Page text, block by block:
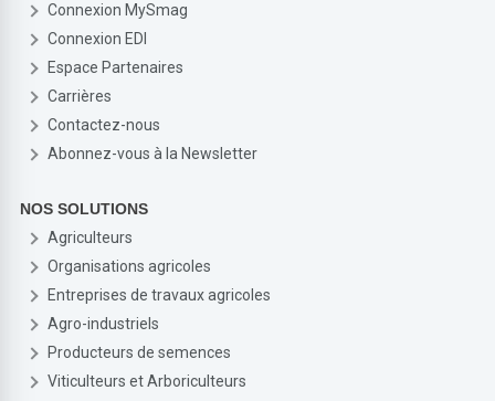
Connexion MySmag
Connexion EDI
Espace Partenaires
Carrières
Contactez-nous
Abonnez-vous à la Newsletter
NOS SOLUTIONS
Agriculteurs
Organisations agricoles
Entreprises de travaux agricoles
Agro-industriels
Producteurs de semences
Viticulteurs et Arboriculteurs